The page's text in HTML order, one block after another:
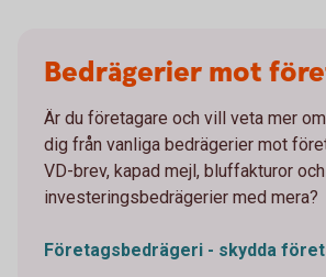
Bedrägerier mot
Är du företagare och vill veta mer
dig från vanliga bedrägerier mot
VD-brev, kapad mejl, bluffakturor och
investeringsbedrägerier med mera?
Företagsbedrägeri - skydda